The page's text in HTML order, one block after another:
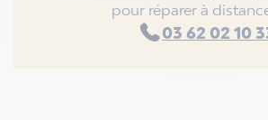
pour réparer à
03 62 02 10